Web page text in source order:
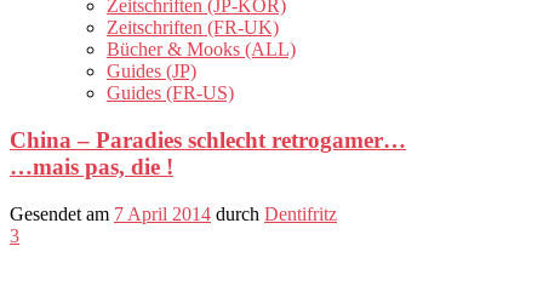
Zeitschriften (JP-KOR)
Zeitschriften (FR-UK)
Bücher & Mooks (ALL)
Guides (JP)
Guides (FR-US)
China – Paradies schlecht retrogamer…
…mais pas, die !
Gesendet am 7 April 2014 durch Dentifritz
3